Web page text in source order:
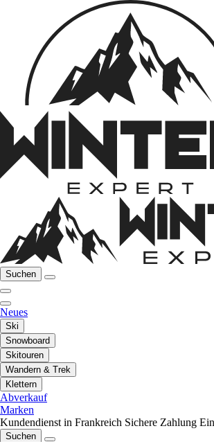
Suchen
Neues
Ski
Snowboard
Skitouren
Wandern & Trek
Klettern
Abverkauf
Marken
Kundendienst in Frankreich Sichere Zahlung
Suchen